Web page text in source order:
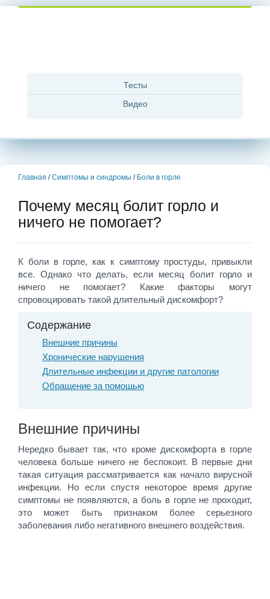
Тесты
Видео
Главная / Симптомы и синдромы / Боли в горле
Почему месяц болит горло и
ничего не помогает?
К боли в горле, как к симптому простуды, привыкли
все. Однако что делать, если месяц болит горло и
ничего не помогает? Какие факторы могут
спровоцировать такой длительный дискомфорт?
Содержание
Внешние причины
Хронические нарушения
Длительные инфекции и другие патологии
Обращение за помощью
Внешние причины
Нередко бывает так, что кроме дискомфорта в горле
человека больше ничего не беспокоит. В первые дни
такая ситуация рассматривается как начало вирусной
инфекции. Но если спустя некоторое время другие
симптомы не появляются, а боль в горле не проходит,
это может быть признаком более серьезного
заболевания либо негативного внешнего воздействия.